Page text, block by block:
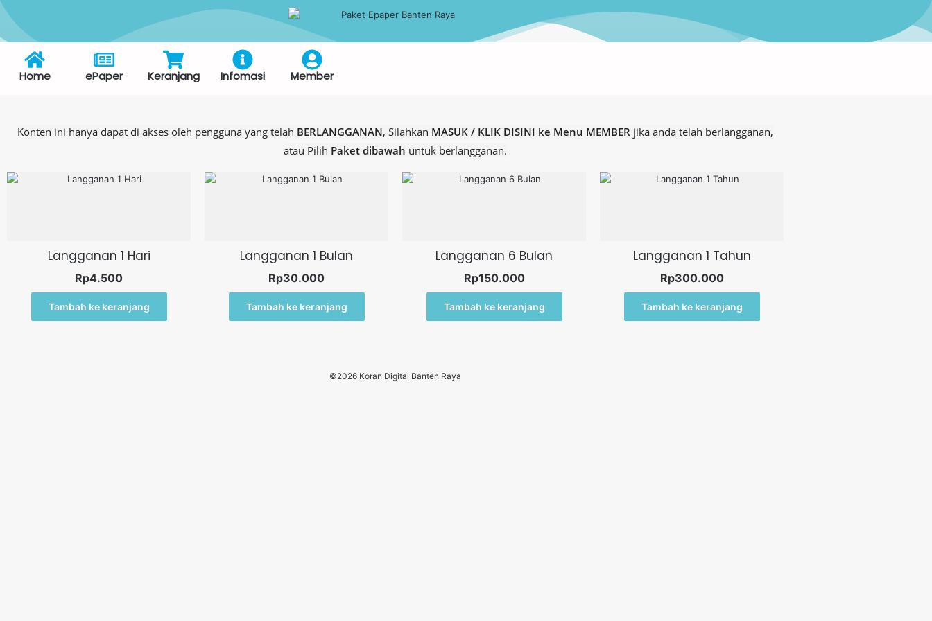
Home ePaper Keranjang Infomasi Member
Konten ini hanya dapat di akses oleh pengguna yang telah BERLANGGANAN, Silahkan MASUK / KLIK DISINI ke Menu MEMBER jika anda telah berlangganan,
atau Pilih Paket dibawah untuk berlangganan.
Langganan 1 Hari
Rp4.500
Tambah ke keranjang
Langganan 1 Bulan
Rp30.000
Tambah ke keranjang
Langganan 6 Bulan
Rp150.000
Tambah ke keranjang
Langganan 1 Tahun
Rp300.000
Tambah ke keranjang
©2026 Koran Digital Banten Raya